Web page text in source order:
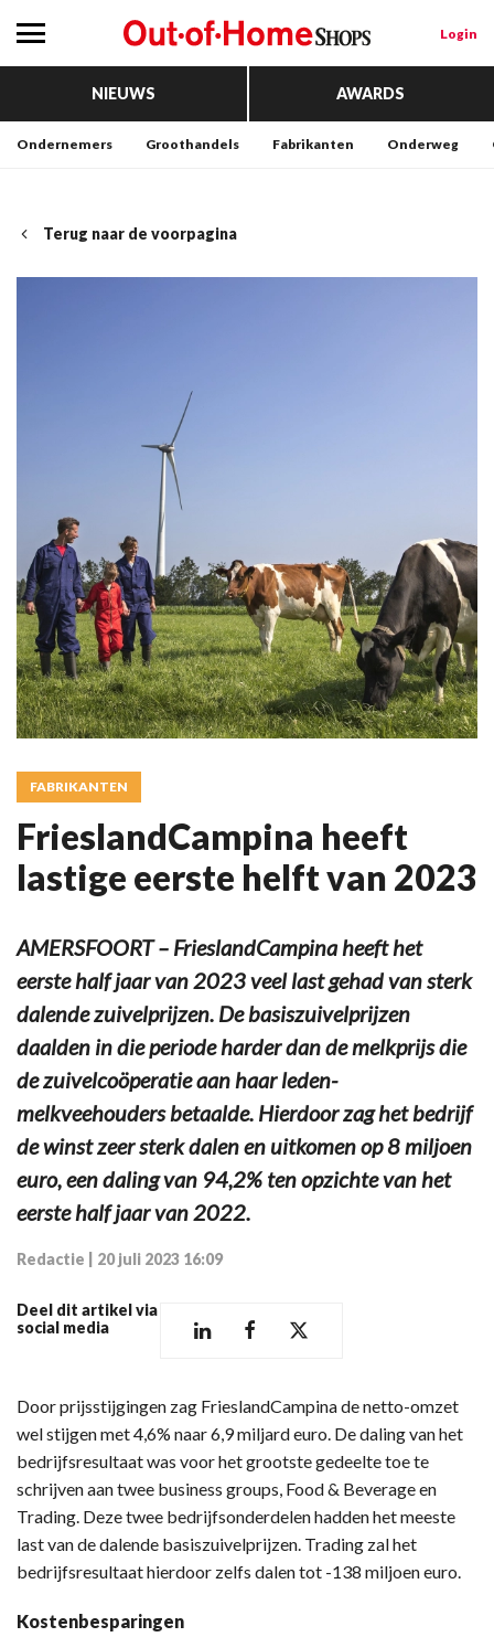
Login
NIEUWS AWARDS
Ondernemers Groothandels Fabrikanten Onderweg
Terug naar de voorpagina
FABRIKANTEN
FrieslandCampina heeft
lastige eerste helft van 2023
AMERSFOORT – FrieslandCampina heeft het
eerste half jaar van 2023 veel last gehad van sterk
dalende zuivelprijzen. De basiszuivelprijzen
daalden in die periode harder dan de melkprijs die
de zuivelcoöperatie aan haar leden-
melkveehouders betaalde. Hierdoor zag het bedrijf
de winst zeer sterk dalen en uitkomen op 8 miljoen
euro, een daling van 94,2% ten opzichte van het
eerste half jaar van 2022.
Redactie 20 juli 2023 16:09
Deel dit artikel via
social media
Door prijsstijgingen zag FrieslandCampina de netto-omzet
wel stijgen met 4,6% naar 6,9 miljard euro. De daling van het
bedrijfsresultaat was voor het grootste gedeelte toe te
schrijven aan twee business groups, Food & Beverage en
Trading. Deze twee bedrijfsonderdelen hadden het meeste
last van de dalende basiszuivelprijzen. Trading zal het
bedrijfsresultaat hierdoor zelfs dalen tot -138 miljoen euro.
Kostenbesparingen